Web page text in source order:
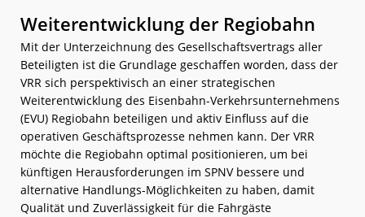
Weiterentwicklung der Regiobahn
Mit der Unterzeichnung des Gesellschaftsvertrags aller
Beteiligten ist die Grundlage geschaffen worden, dass der
VRR sich perspektivisch an einer strategischen
Weiterentwicklung des Eisenbahn-Verkehrsunternehmens
(EVU) Regiobahn beteiligen und aktiv Einfluss auf die
operativen Geschäftsprozesse nehmen kann. Der VRR
möchte die Regiobahn optimal positionieren, um bei
künftigen Herausforderungen im SPNV bessere und
alternative Handlungs-Möglichkeiten zu haben, damit
Qualität und Zuverlässigkeit für die Fahrgäste